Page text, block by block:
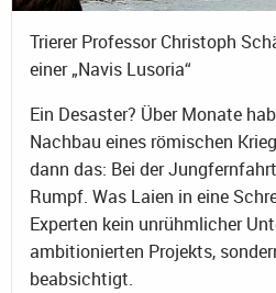
Trierer Professor Christoph
einer „Navis Lusoria“
Ein Desaster? Über Monate
Nachbau eines römischen
dann das: Bei der
Rumpf. Was Laien in eine
Experten kein unrühmlicher
ambitionierten Projekts,
beabsichtigt.